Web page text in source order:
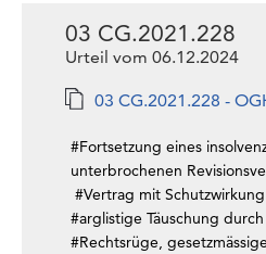
03 CG.2021.228
Urteil vom 06.12.2024
03 CG.2021.228 -
#Fortsetzung eines
unterbrochenen
#Vertrag mit
#arglistige Täuschung
#Rechtsrüge,